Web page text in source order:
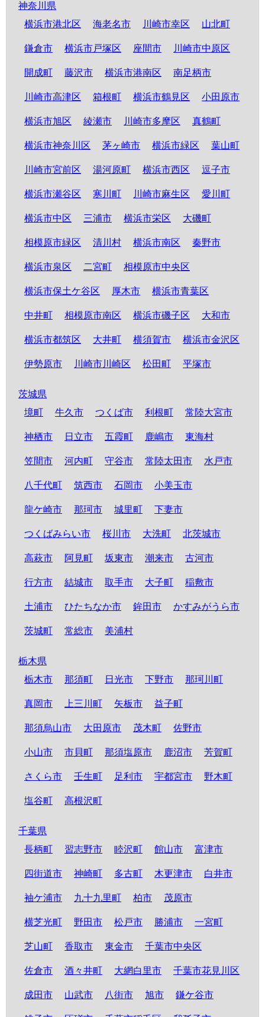
神奈川県
横浜市港北区
海老名市 川崎市幸区 山北町
鎌倉市 横浜市戸塚区 座間市 川崎市中原区
開成町 藤沢市 横浜市港南区 南足柄市
川崎市高津区 箱根町 横浜市鶴見区 小田原市
横浜市旭区 綾瀬市 川崎市多摩区 真鶴町
横浜市神奈川区 茅ヶ崎市 横浜市緑区 葉山町
川崎市宮前区 湯河原町 横浜市西区 逗子市
横浜市瀬谷区 寒川町 川崎市麻生区 愛川町
横浜市中区 三浦市 横浜市栄区 大磯町
相模原市緑区 清川村 横浜市南区 秦野市
横浜市泉区 二宮町 相模原市中央区
横浜市保土ケ谷区 厚木市 横浜市青葉区
中井町 相模原市南区 横浜市磯子区 大和市
横浜市都筑区 大井町 横須賀市 横浜市金沢区
伊勢原市 川崎市川崎区 松田町 平塚市
茨城県
境町
牛久市 つくば市 利根町 常陸大宮市
神栖市 日立市 五霞町 鹿嶋市 東海村
笠間市 河内町 守谷市 常陸太田市 水戸市
八千代町 筑西市 石岡市 小美玉市
龍ケ崎市 那珂市 城里町 下妻市
つくばみらい市 桜川市 大洗町 北茨城市
高萩市 阿見町 坂東市 潮来市 古河市
行方市 結城市 取手市 大子町 稲敷市
土浦市 ひたちなか市 鉾田市 かすみがうら市
茨城町 常総市 美浦村
栃木県
栃木市
那須町 日光市 下野市 那珂川町
真岡市 上三川町 矢板市 益子町
那須烏山市 大田原市 茂木町 佐野市
小山市 市貝町 那須塩原市 鹿沼市 芳賀町
さくら市 壬生町 足利市 宇都宮市 野木町
塩谷町 高根沢町
千葉県
長柄町
習志野市 睦沢町 館山市 富津市
四街道市 神崎町 多古町 木更津市 白井市
袖ケ浦市 九十九里町 柏市 茂原市
横芝光町 野田市 松戸市 勝浦市 一宮町
芝山町 香取市 東金市 千葉市中央区
佐倉市 酒々井町 大網白里市 千葉市花見川区
成田市 山武市 八街市 旭市 鎌ケ谷市